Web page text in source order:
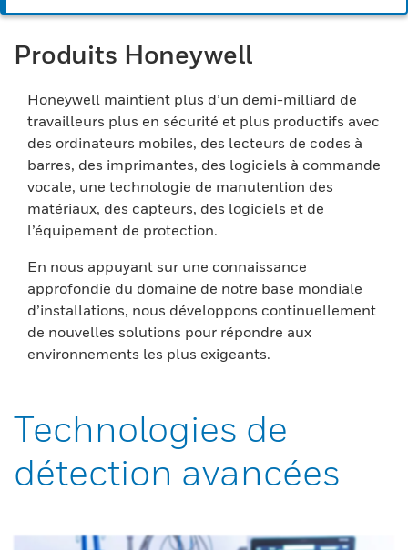
Produits Honeywell
Honeywell maintient plus d’un demi-milliard de
travailleurs plus en sécurité et plus productifs avec
des ordinateurs mobiles, des lecteurs de codes à
barres, des imprimantes, des logiciels à commande
vocale, une technologie de manutention des
matériaux, des capteurs, des logiciels et de
l’équipement de protection.
En nous appuyant sur une connaissance
approfondie du domaine de notre base mondiale
d’installations, nous développons continuellement
de nouvelles solutions pour répondre aux
environnements les plus exigeants.
Technologies de
détection avancées